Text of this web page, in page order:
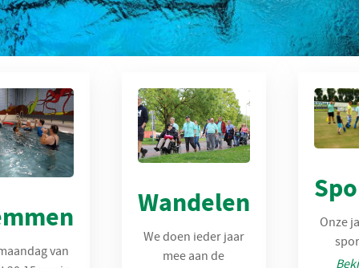
van
Wandelen
We doen ieder jaar
mee aan de
Onze